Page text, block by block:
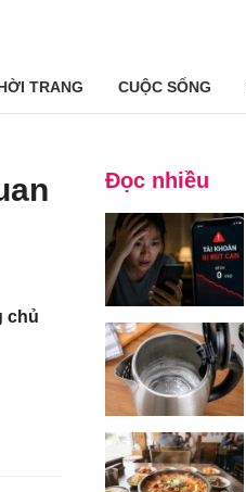
TRANG CUỘC SỐNG
chủ
Đọc nhiều